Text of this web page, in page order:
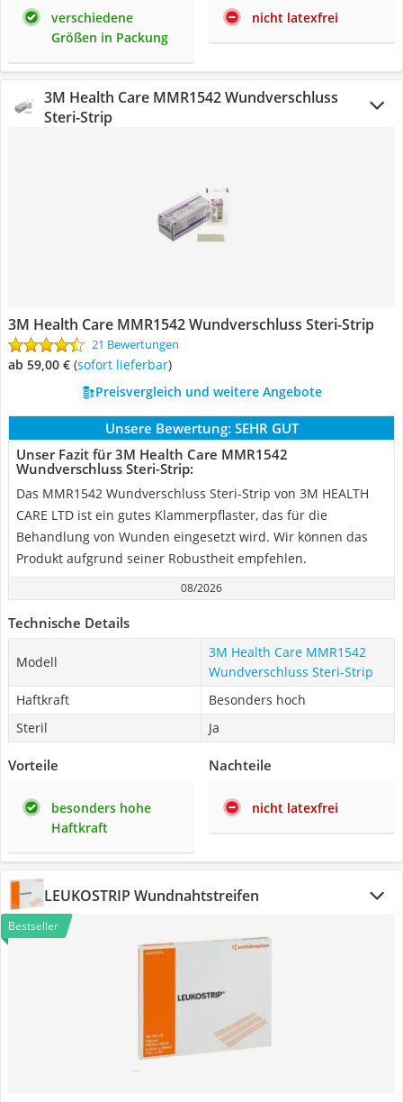
verschiedene
Größen in Packung
nicht latexfrei
3M Health Care MMR1542 Wundverschluss
Steri-Strip
3M Health Care MMR1542 Wundverschluss Steri-Strip
21 Bewertungen
ab 59,00 € ( Sofort lieferbar)
Preisvergleich und weitere Angebote
Unsere Bewertung: SEHR GUT
Unser Fazit für 3M Health Care MMR1542
Wundverschluss Steri-Strip:
Das MMR1542 Wundverschluss Steri-Strip von‎ 3M HEALTH
CARE LTD ist ein gutes Klammerpflaster, das für die
Behandlung von Wunden eingesetzt wird. Wir können das
Produkt aufgrund seiner Robustheit empfehlen.
08/2026
Technische Details
Modell
3M Health Care MMR1542
Wundverschluss Steri-Strip
Haftkraft
Besonders hoch
Steril
Ja
Vorteile
besonders hohe
Haftkraft
Nachteile
nicht latexfrei
LEUKOSTRIP Wundnahtstreifen
Bestseller